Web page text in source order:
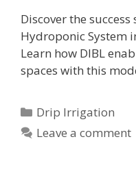
Discover the
Hydroponic System
Learn how DIBL
spaces with this
Categories
Drip Irrigation
Leave a comment